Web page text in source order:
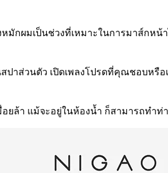
มักผมเป็นช่วงที่เหมาะในการมาส์กหน้
ปาส่วนตัว เปิดเพลงโปรดที่คุณชอบหรือ
ยล้า แม้จะอยู่ในห้องน้ำ ก็สามารถทำ